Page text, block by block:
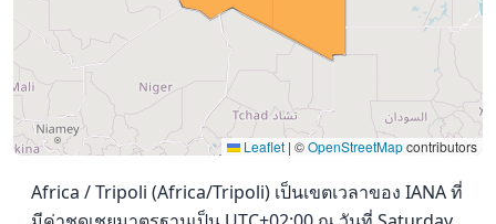
Leaflet | ©OpenStreetMapcontributors
Africa / Tripoli (Africa/Tripoli) เป็นเขตเวลาของ IANA ที่